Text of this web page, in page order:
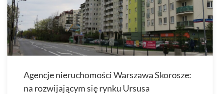
Agencje nieruchomości Warszawa Skorosze:
na rozwijającym się rynku Ursusa